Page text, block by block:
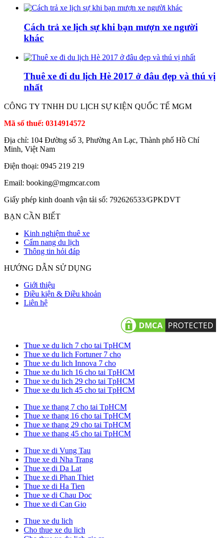
Cách trả xe lịch sự khi bạn mượn xe người
khác
Thuê xe đi du lịch Hè 2017 ở đâu đẹp và thú vị
nhất
CÔNG TY TNHH DU LỊCH SỰ KIỆN QUỐC TẾ MGM
Mã số thuế: 0314914572
Địa chỉ: 104 Đường số 3, Phường An Lạc, Thành phố Hồ Chí
Minh, Việt Nam
Điện thoại: 0945 219 219
Email: booking@mgmcar.com
Giấy phép kinh doanh vận tải số: 792626533/GPKDVT
BẠN CẦN BIẾT
Kinh nghiệm thuê xe
Cẩm nang du lịch
Thông tin hỏi đáp
HƯỚNG DẪN SỬ DỤNG
Giới thiệu
Điều kiện & Điều khoản
Liên hệ
Thue xe du lich 7 cho tai TpHCM
Thue xe du lich Fortuner 7 cho
Thue xe du lich Innova 7 cho
Thue xe du lich 16 cho tai TpHCM
Thue xe du lich 29 cho tai TpHCM
Thue xe du lich 45 cho tai TpHCM
Thue xe thang 7 cho tai TpHCM
Thue xe thang 16 cho tai TpHCM
Thue xe thang 29 cho tai TpHCM
Thue xe thang 45 cho tai TpHCM
Thue xe di Vung Tau
Thue xe di Nha Trang
Thue xe di Da Lat
Thue xe di Phan Thiet
Thue xe di Ha Tien
Thue xe di Chau Doc
Thue xe di Can Gio
Thue xe du lich
Cho thue xe du lich